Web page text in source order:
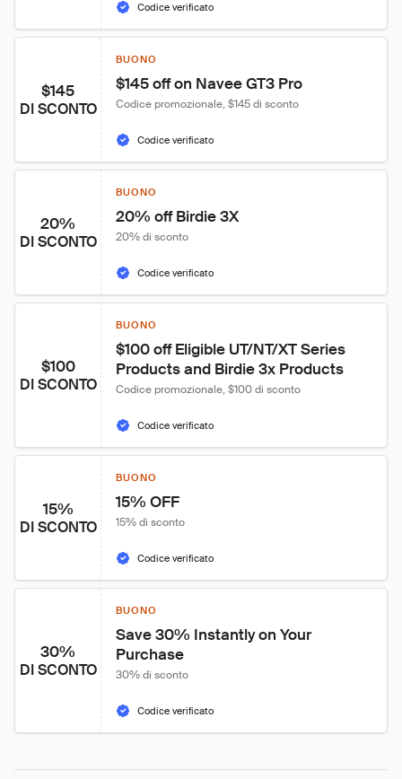
Codice verificato
$145
DI SCONTO
BUONO
$145 off on Navee GT3 Pro
Codice promozionale, $145 di sconto
Codice verificato
20%
DI SCONTO
BUONO
20% off Birdie 3X
20% di sconto
Codice verificato
$100
DI SCONTO
BUONO
$100 off Eligible UT/NT/XT Series
Products and Birdie 3x Products
Codice promozionale, $100 di sconto
Codice verificato
15%
DI SCONTO
BUONO
15% OFF
15% di sconto
Codice verificato
30%
DI SCONTO
BUONO
Save 30% Instantly on Your
Purchase
30% di sconto
Codice verificato